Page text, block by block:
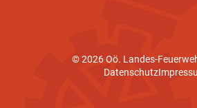
© 2026 Oö. Landes-
Datenschutz